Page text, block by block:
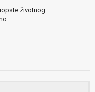
životnog